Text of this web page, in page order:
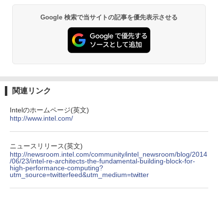
ッチパネル WEBカメラ LTE 対応｜中古
パソコン 2-in-1 タブレットPC
￥49,800
グパソコン ゲーム 本体のみ
￥260,775
エース)
コミックスDIGITAL)
￥810
ONE PIECE モノクロ版 115 (ジャンプコミッ
クスDIGITAL)
Google 検索で当サイトの記事を優先表示させる
関連リンク
Intelのホームページ(英文)
http://www.intel.com/
ニュースリリース(英文)
http://newsroom.intel.com/community/intel_newsroom/blog/2014
/06/23/intel-re-architects-the-fundamental-building-block-for-
high-performance-computing?
utm_source=twitterfeed&utm_medium=twitter